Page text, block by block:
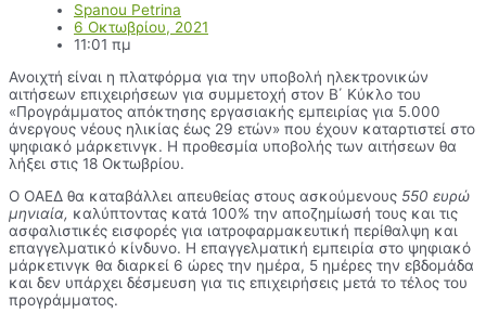
Spanou Petrina
6 Οκτωβρίου, 2021
11:01 πμ
Ανοιχτή είναι η πλατφόρμα για την υποβολή ηλεκτρονικών
αιτήσεων επιχειρήσεων για συμμετοχή στον Β΄ Κύκλο του
«Προγράμματος απόκτησης εργασιακής εμπειρίας για 5.000
άνεργους νέους ηλικίας έως 29 ετών» που έχουν καταρτιστεί στο
ψηφιακό μάρκετινγκ. Η προθεσμία υποβολής των αιτήσεων θα
λήξει στις 18 Οκτωβρίου.
Ο ΟΑΕΔ θα καταβάλλει απευθείας στους ασκούμενους 550 ευρώ
μηνιαία, καλύπτοντας κατά 100% την αποζημίωσή τους και τις
ασφαλιστικές εισφορές για ιατροφαρμακευτική περίθαλψη και
επαγγελματικό κίνδυνο. Η επαγγελματική εμπειρία στο ψηφιακό
μάρκετινγκ θα διαρκεί 6 ώρες την ημέρα, 5 ημέρες την εβδομάδα
και δεν υπάρχει δέσμευση για τις επιχειρήσεις μετά το τέλος του
προγράμματος.